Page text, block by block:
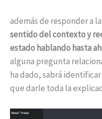
además de responder a
sentido del contexto y
estado hablando hasta
alguna pregunta
ha dado, sabrá
que darle toda la